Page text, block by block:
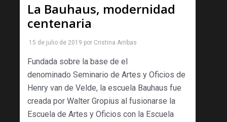
La Bauhaus, modernidad
centenaria
15 de julio de 2019 por Cristina Arribas
Fundada sobre la base de el
denominado Seminario de Artes y Oficios de
Henry van de Velde, la escuela Bauhaus fue
creada por Walter Gropius al fusionarse la
Escuela de Artes y Oficios con la Escuela